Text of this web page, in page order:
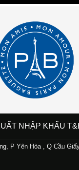
NHẬP KHẨU
P Yên Hòa , Q Cầu